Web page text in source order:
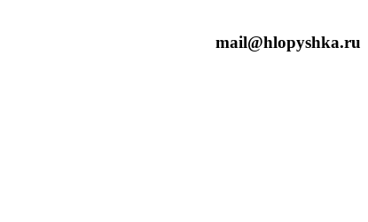
mail@hlopyshka.ru